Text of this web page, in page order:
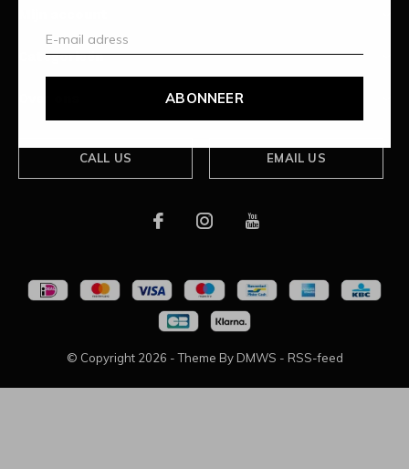
ABONNEER
Categorieën
CALL US EMAIL US
© Copyright 2026 - Theme By DMWS - RSS-feed